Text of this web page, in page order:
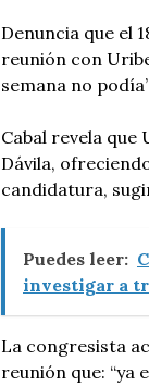
Denuncia que el
reunión con
semana no
Cabal revela que
Dávila,
candidatura,
Puedes leer:
investigar a
La congresista
reunión que: “ya